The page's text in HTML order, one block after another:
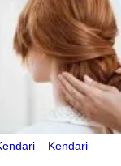
– Kendari